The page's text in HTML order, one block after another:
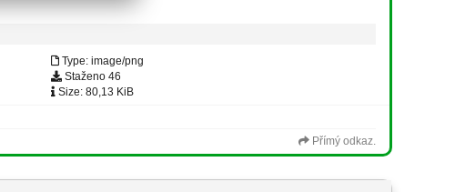
Type: image/png
Staženo 46
Size: 80,13 KiB
Přímý odkaz.